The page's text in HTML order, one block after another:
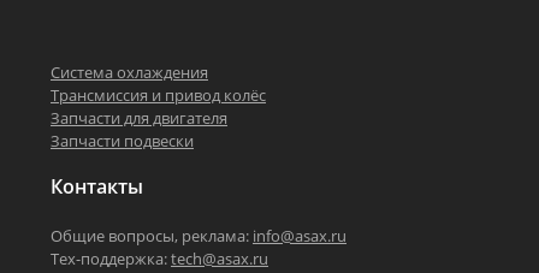
Система охлаждения
Трансмиссия и привод колёс
Запчасти для двигателя
Запчасти подвески
Контакты
Общие вопросы, реклама: info@asax.ru
Тех-поддержка:tech@asax.ru